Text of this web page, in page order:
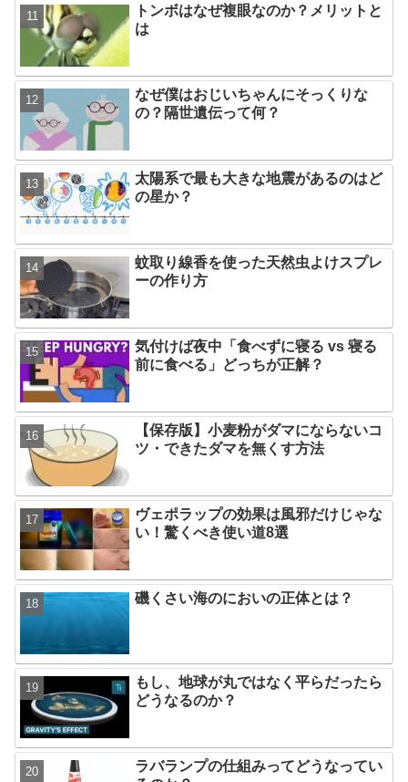
トンボはなぜ複眼なのか？メリットと
は
なぜ僕はおじいちゃんにそっくりな
の？隔世遺伝って何？
太陽系で最も大きな地震があるのはど
の星か？
蚊取り線香を使った天然虫よけスプレ
ーの作り方
気付けば夜中「食べずに寝る vs 寝る
前に食べる」どっちが正解？
【保存版】小麦粉がダマにならないコ
ツ・できたダマを無くす方法
ヴェポラップの効果は風邪だけじゃな
い！驚くべき使い道8選
磯くさい海のにおいの正体とは？
もし、地球が丸ではなく平らだったら
どうなるのか？
ラバランプの仕組みってどうなってい